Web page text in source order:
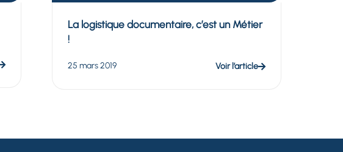
La logistique documentaire, c’est un Métier
!
25 mars 2019 Voir l’article